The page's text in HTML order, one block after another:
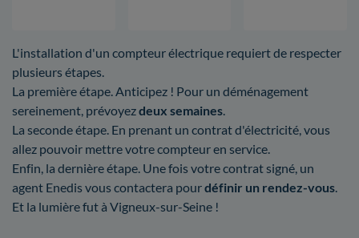
L'installation d'un compteur électrique requiert de respecter
plusieurs étapes.
La première étape. Anticipez ! Pour un déménagement
sereinement, prévoyezdeux semaines.
La seconde étape. En prenant un contrat d'électricité, vous
allez pouvoir mettre votre compteur en service.
Enfin, la dernière étape. Une fois votre contrat signé, un
agent Enedis vous contactera pourdéfinir un rendez-vous.
Et la lumière fut à Vigneux-sur-Seine !